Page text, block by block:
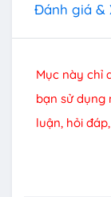
Đánh giá &
Mục này chỉ
bạn sử dụng
luận, hỏi